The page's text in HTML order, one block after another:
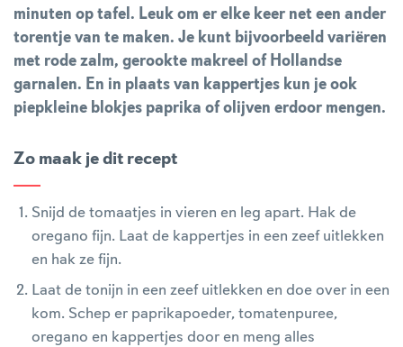
minuten op tafel. Leuk om er elke keer net een ander
torentje van te maken. Je kunt bijvoorbeeld variëren
met rode zalm, gerookte makreel of Hollandse
garnalen. En in plaats van kappertjes kun je ook
piepkleine blokjes paprika of olijven erdoor mengen.
Zo maak je dit recept
Snijd de tomaatjes in vieren en leg apart. Hak de
oregano fijn. Laat de kappertjes in een zeef uitlekken
en hak ze fijn.
Laat de tonijn in een zeef uitlekken en doe over in een
kom. Schep er paprikapoeder, tomatenpuree,
oregano en kappertjes door en meng alles